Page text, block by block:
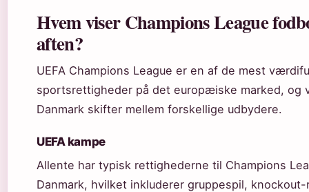
Hvem viser Champions League
aften?
UEFA Champions League er en af de mest
sportsrettigheder på det europæiske marked, og
Danmark skifter mellem forskellige udbydere.
UEFA kampe
Allente har typisk rettighederne til Champions
Danmark, hvilket inkluderer gruppespil,